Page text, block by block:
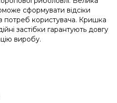
сформувати відсіки
потреб користувача. Кришка
застібки гарантують довгу
виробу.